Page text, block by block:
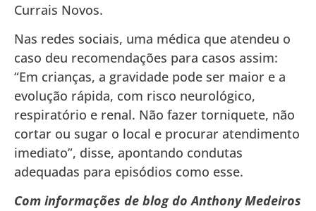
Currais Novos.
Nas redes sociais, uma médica que atendeu o
caso deu recomendações para casos assim:
“Em crianças, a gravidade pode ser maior e a
evolução rápida, com risco neurológico,
respiratório e renal. Não fazer torniquete, não
cortar ou sugar o local e procurar atendimento
imediato”, disse, apontando condutas
adequadas para episódios como esse.
Com informações de blog do Anthony Medeiros